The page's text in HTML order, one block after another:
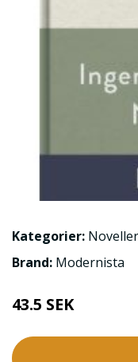
Kategorier: Noveller
Brand: Modernista
43.5 SEK